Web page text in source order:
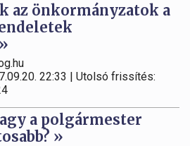
az önkormányzatok a
22:33 | Utolsó frissítés:
a polgármester
»